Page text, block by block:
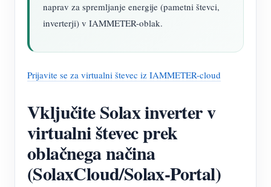
naprav za spremljanje energije (pametni števci,
inverterji) v IAMMETER-oblak.
Prijavite se za virtualni števec iz IAMMETER-cloud
Vključite Solax inverter v
virtualni števec prek
oblačnega načina
(SolaxCloud/Solax-Portal)